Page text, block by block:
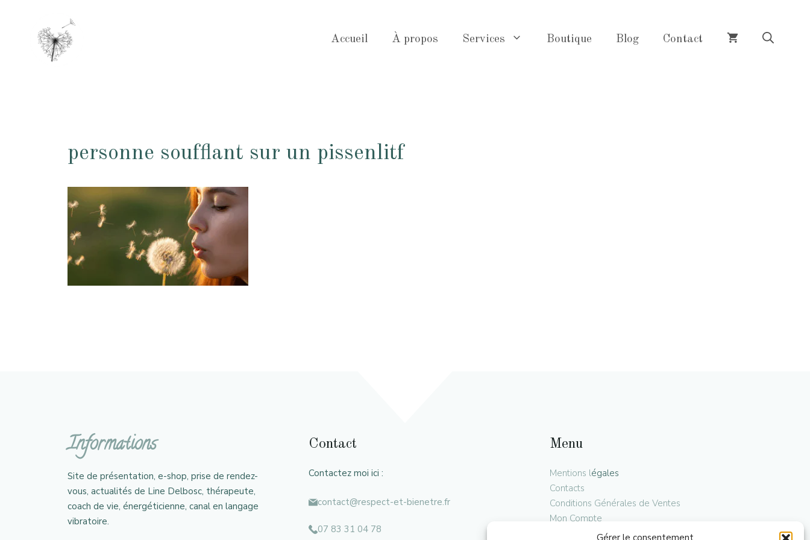
Gérer le consentement
Accueil À propos Services Boutique Blog Contact
personne soufflant sur un pissenlitf
Informations
Site de présentation, e-shop, prise de rendez-
vous, actualités de Line Delbosc, thérapeute,
coach de vie, énergéticienne, canal en langage
vibratoire.
Contact
Contactez moi ici :
contact@respect-et-bienetre.fr
07 83 31 04 78
Menu
Mentions légales
Contacts
Conditions Générales de Ventes
Mon Compte
Plan de Site